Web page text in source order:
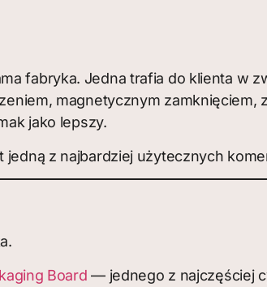
fabryka. Jedna trafia do klienta w
magnetycznym zamknięciem,
jako lepszy.
z najbardziej użytecznych
Board — jednego z najczęściej